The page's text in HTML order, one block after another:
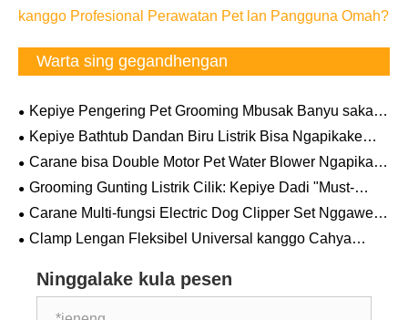
kanggo Profesional Perawatan Pet lan Pangguna Omah?
Warta sing gegandhengan
Kepiye Pengering Pet Grooming Mbusak Banyu saka
Bulu Kandel? Ilmu ing mburi aliran udara sing kuat
Kepiye Bathtub Dandan Biru Listrik Bisa Ngapikake
Efisiensi Perawatan Pet Profesional
Carane bisa Double Motor Pet Water Blower Ngapikake
Professional Pet Drying Efficiency
Grooming Gunting Listrik Cilik: Kepiye Dadi "Must-
Duwe" kanggo Rumah Tangga Pet
Carane Multi-fungsi Electric Dog Clipper Set Nggawe
Pet Grooming luwih gampang lan profesional
Clamp Lengan Fleksibel Universal kanggo Cahya
Ngarevolusi Meja Dandan Sampeyan
Ninggalake kula pesen